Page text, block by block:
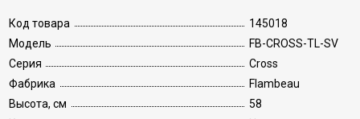
Код товара
145018
Модель
FB-CROSS-TL-SV
Серия
Cross
Фабрика
Flambeau
Высота, см
58